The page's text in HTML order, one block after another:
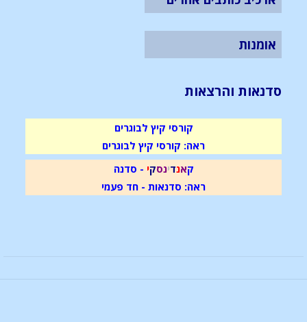
אומנות
סדנאות והרצאות
קורסי קיץ לבוגרים
ראה: קורסי קיץ לבוגרים
קאנדינסקי - סדנה
ראה: סדנאות - חד פעמי